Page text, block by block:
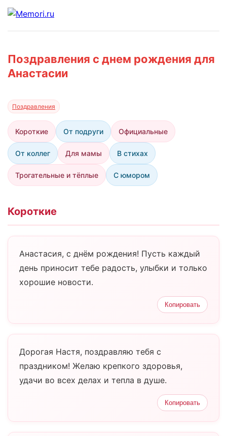
Поздравления с днем рождения для
Анастасии
Поздравления
Короткие От подруги Официальные
От коллег Для мамы В стихах
Трогательные и тёплые С юмором
Короткие
Анастасия, с днём рождения! Пусть каждый
день приносит тебе радость, улыбки и только
хорошие новости.
Копировать
Дорогая Настя, поздравляю тебя с
праздником! Желаю крепкого здоровья,
удачи во всех делах и тепла в душе.
Копировать